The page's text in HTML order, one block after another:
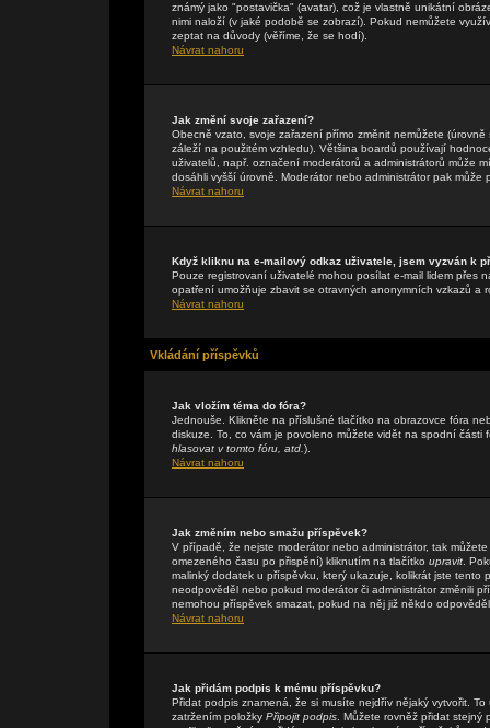
známý jako "postavička" (avatar), což je vlastně unikátní
nimi naloží (v jaké podobě se zobrazí). Pokud nemůžete
zeptat na důvody (věříme, že se hodí).
Návrat nahoru
Jak změní svoje zařazení?
Obecně vzato, svoje zařazení přímo změnit nemůžete
záleží na použitém vzhledu). Většina boardů používají
uživatelů, např. označení moderátorů a administrátorů může
dosáhli vyšší úrovně. Moderátor nebo administrátor pak může
Návrat nahoru
Když kliknu na e-mailový odkaz uživatele, jsem vyzván k
Pouze registrovaní uživatelé mohou posílat e-mail lidem přes
opatření umožňuje zbavit se otravných anonymních vzkazů a
Návrat nahoru
Vkládání příspěvků
Jak vložím téma do fóra?
Jednouše. Klikněte na příslušné tlačítko na obrazovce fóra
diskuze. To, co vám je povoleno můžete vidět na spodní části
hlasovat v tomto fóru, atd. ).
Návrat nahoru
Jak změním nebo smažu příspěvek?
V případě, že nejste moderátor nebo administrátor, tak
omezeného času po přispění) kliknutím na tlačítko upravit .
malinký dodatek u příspěvku, který ukazuje, kolikrát jste
neodpověděl nebo pokud moderátor či administrátor změnili
nemohou příspěvek smazat, pokud na něj již někdo
Návrat nahoru
Jak přidám podpis k mému příspěvku?
Přidat podpis znamená, že si musíte nejdřív nějaký vytvořit.
zatržením položky Připojit podpis . Můžete rovněž přidat